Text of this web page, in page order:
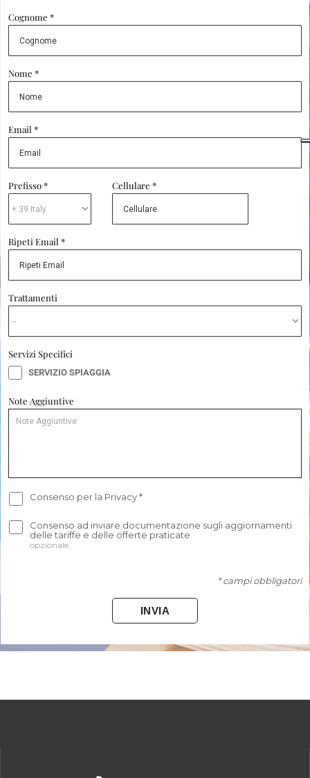
Cognome *
Nome *
Email *
Prefisso * Cellulare *
Ripeti Email *
Trattamenti
Servizi Specifici
SERVIZIO SPIAGGIA
Note Aggiuntive
Consenso per la Privacy*
Consenso ad inviare documentazione sugli aggiornamenti
delle tariffe e delle offerte praticate
opzionale
* campi obbligatori
INVIA